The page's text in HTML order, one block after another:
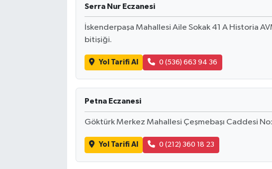
Serra Nur Eczanesi
İskenderpaşa Mahallesi Aile Sokak 41 A Historia
bitişiği.
Yol Tarifi Al 0 (536) 663 94 36
Petna Eczanesi
Göktürk Merkez Mahallesi Çeşmebaşı Caddesi
Yol Tarifi Al 0 (212) 360 18 23